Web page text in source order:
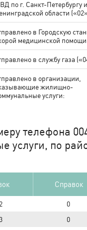
по г. Санкт-Петербургу и
области
в Городскую
медицинской помощи
в службу газа
в организации,
жилищно-
услуги:
телефона
услуги, по
Справок
0
0